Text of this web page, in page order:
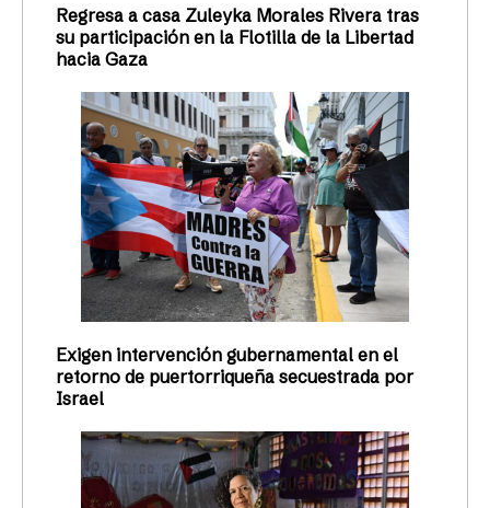
Regresa a casa Zuleyka Morales Rivera tras
su participación en la Flotilla de la Libertad
hacia Gaza
Exigen intervención gubernamental en el
retorno de puertorriqueña secuestrada por
Israel